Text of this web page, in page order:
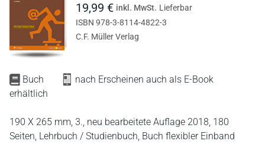
Buch
nach Erscheinen auch als E-Book
erhältlich
190 X 265 mm, 3., neu bearbeitete Auflage 2018, 180
Seiten, Lehrbuch / Studienbuch, Buch flexibler Einband
19,99 € inkl. MwSt. Lieferbar
ISBN 978-3-8114-4822-3
C.F. Müller Verlag